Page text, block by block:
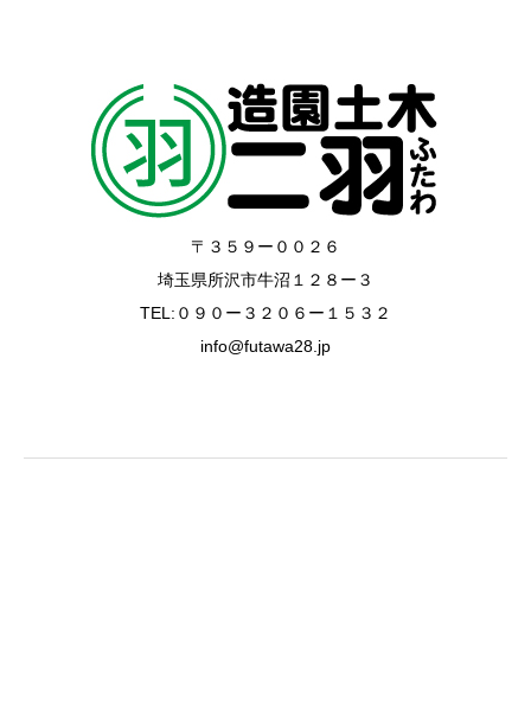
〒３５９ー００２６
埼玉県所沢市牛沼１２８ー３
TEL:０９０ー３２０６ー１５３２
info@futawa28.jp